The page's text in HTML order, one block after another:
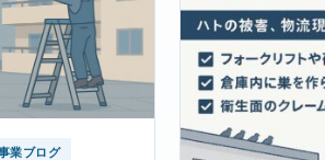
業ブログ